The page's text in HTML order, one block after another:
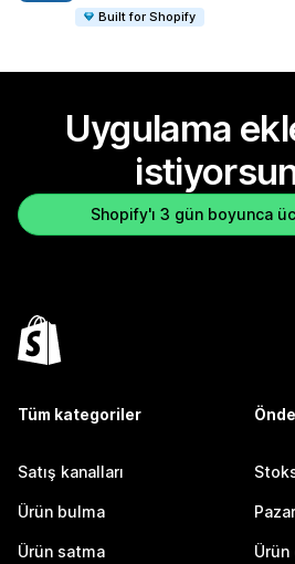
Built for Shopify
Uygulama
Shopify'ı 3 gün boyunca
Tüm kategoriler
Satış kanalları
Ürün bulma
Ürün satma